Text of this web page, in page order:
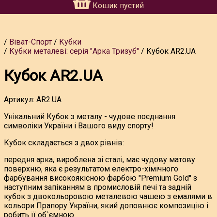
Кошик пустий
Віват-Спорт
Кубки
Кубки металеві: серія "Арка Тризуб"
Кубок AR2.UA
Кубок AR2.UA
Артикул: AR2.UA
Унікальний Кубок з металу - чудове поєднання
символіки України і Вашого виду спорту!
Кубок складається з двох рівнів:
передня арка, вироблена зі сталі, має чудову матову
поверхню, яка є результатом електро-хімічного
фарбування високоякісною фарбою "Premium Gold" з
наступним запіканням в промисловій печі та задній
кубок з двокольоровою металевою чашею з емалями в
кольори Прапору України, який доповнює композицію і
робить її об`ємною.